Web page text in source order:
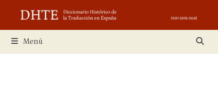
contenido
Menú